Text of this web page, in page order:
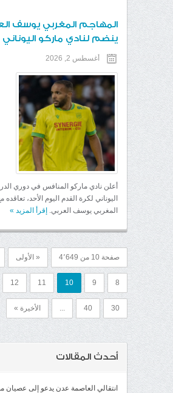
المهاجم المغربي يوسف
ينضم لنادي ماركو اليوناني
أغسطس 2, 2026
أعلن نادي ماركو المنافس في دوري
اليوناني لكرة القدم اليوم الأحد، تعاقده
المغربي يوسف العربي. إقرأ المزيد »
صفحة 10 من 4٬649 « الأولى
8
9
10
11
12
30
40
... الأخيرة »
أحدث المقالات
انتقالي العاصمة عدن يدعو إلى